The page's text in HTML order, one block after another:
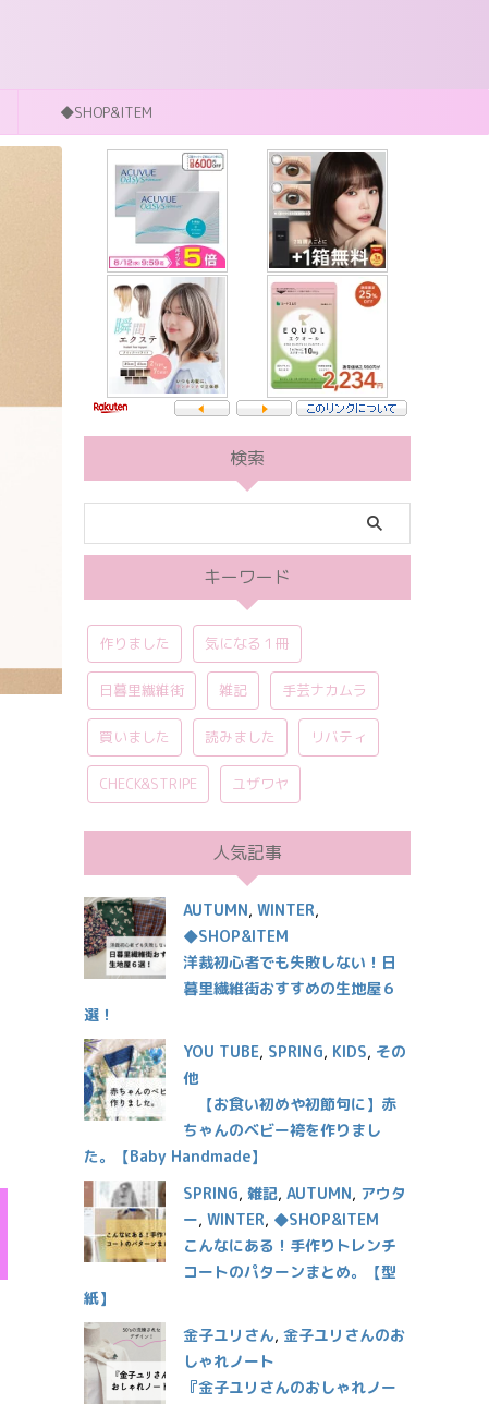
◆SHOP&ITEM
検索
キーワード
作りました 気になる１冊
日暮里繊維街 雑記 手芸ナカムラ
買いました 読みました リバティ
CHECK&STRIPE ユザワヤ
人気記事
AUTUMN, WINTER,
◆SHOP&ITEM
洋裁初心者でも失敗しない！日
暮里繊維街おすすめの生地屋６
選！
YOU TUBE, SPRING, KIDS, その
他
【お食い初めや初節句に】赤
ちゃんのベビー袴を作りまし
た。【Baby Handmade】
SPRING, 雑記, AUTUMN, アウタ
ー, WINTER, ◆SHOP&ITEM
こんなにある！手作りトレンチ
コートのパターンまとめ。【型
紙】
金子ユリさん, 金子ユリさんのお
しゃれノート
『金子ユリさんのおしゃれノー